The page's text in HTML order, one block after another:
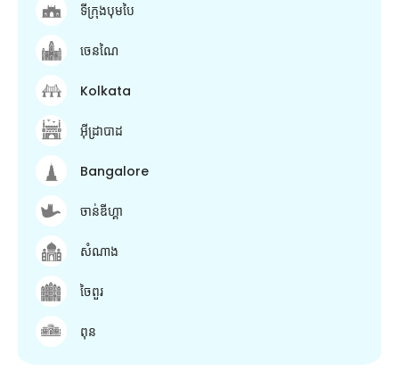
ទីក្រុងបុមបៃ
ចេនណៃ
Kolkata
អ៊ីដ្រាបាដ
Bangalore
ចាន់ឌីហ្គា
សំណាង
ចៃពួរ
ពុន